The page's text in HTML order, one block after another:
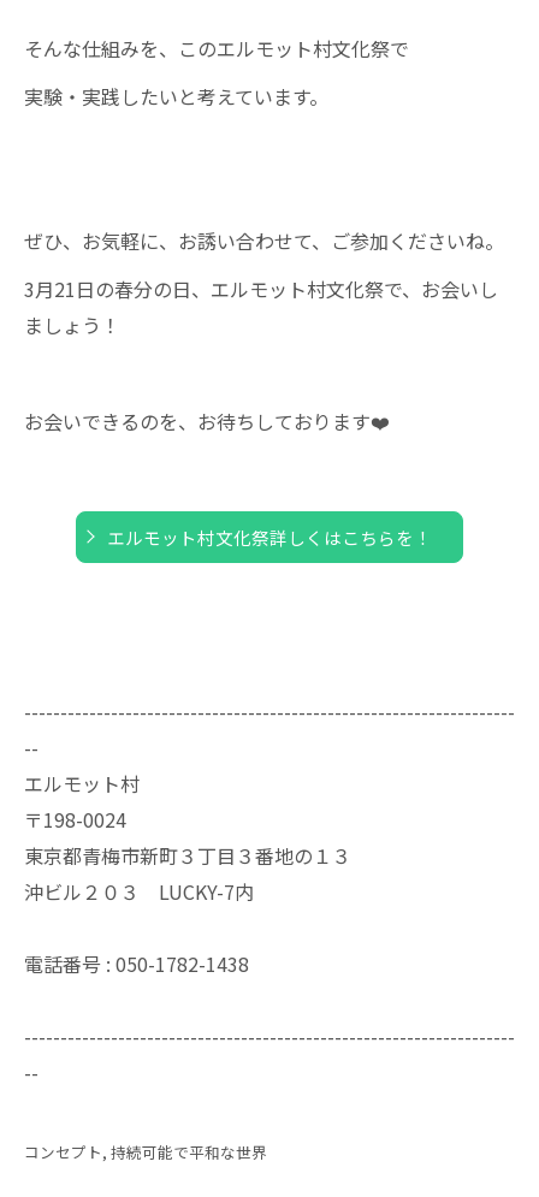
そんな仕組みを、このエルモット村文化祭で
実験・実践したいと考えています。
ぜひ、お気軽に、お誘い合わせて、ご参加くださいね。
3月21日の春分の日、エルモット村文化祭で、お会いし
ましょう！
お会いできるのを、お待ちしております❤️
エルモット村文化祭詳しくはこちらを！
--------------------------------------------------------------------
--
エルモット村
〒198-0024
東京都青梅市新町３丁目３番地の１３
沖ビル２０３ LUCKY-7内
電話番号 : 050-1782-1438
--------------------------------------------------------------------
--
コンセプト 持続可能で平和な世界